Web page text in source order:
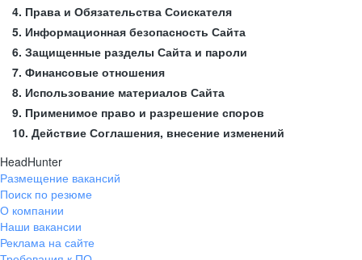
4. Права и Обязательства Соискателя
5. Информационная безопасность Сайта
6. Защищенные разделы Сайта и пароли
7. Финансовые отношения
8. Использование материалов Сайта
9. Применимое право и разрешение споров
10. Действие Соглашения, внесение изменений
HeadHunter
Размещение вакансий
Поиск по резюме
О компании
Наши вакансии
Реклама на сайте